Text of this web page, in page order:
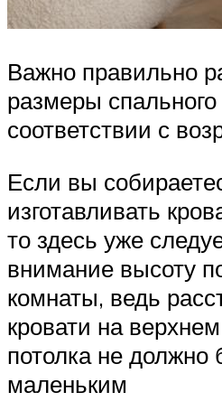
Важно правильно
размеры
соответствии с
Если вы
изготавливать
то здесь уже
внимание высоту
комнаты, ведь
кровати на
потолка не
маленьким